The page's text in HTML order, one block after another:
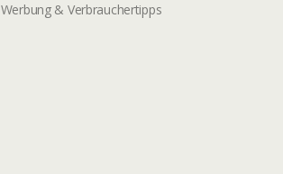
Werbung & Verbrauchertipps